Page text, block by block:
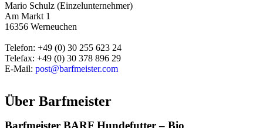
Mario Schulz (Einzelunternehmer)
Am Markt 1
16356 Werneuchen
Telefon: +49 (0) 30 255 623 24
Telefax: +49 (0) 30 378 896 29
E-Mail: post@barfmeister.com
Über Barfmeister
Barfmeister BARF Hundefutter – Bio